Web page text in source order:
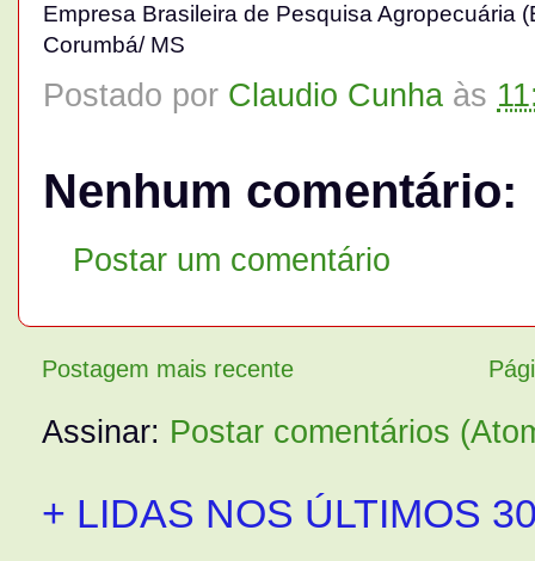
Empresa Brasileira de Pesquisa Agropecuária
Corumbá/ MS
Postado por Claudio Cunha às
Nenhum comentário:
Postar um comentário
Postagem mais recente
Assinar: Postar comentários
+ LIDAS NOS ÚLTIMOS